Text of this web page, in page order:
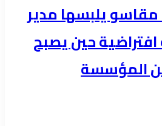
مقاسو يلبسها ​مدير
حين يصبح
المؤسسة